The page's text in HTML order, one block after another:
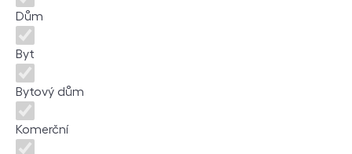
Dům
Byt
Bytový dům
Komerční